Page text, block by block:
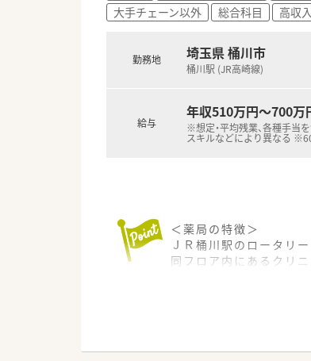
大手チェーン以外
総合科目 高収入
勤務地 埼玉県 桶川市
桶川駅 (JR高崎線)
給与
年収510万円～700万
※想定・平均残業、各種手当
スキルなどにより異なる
＜薬局の特徴＞
ＪＲ桶川駅のロータリ
同フロア内にあるクリ
1日平均100～120枚程
日祝も開局している為
＜こんな会社です＞